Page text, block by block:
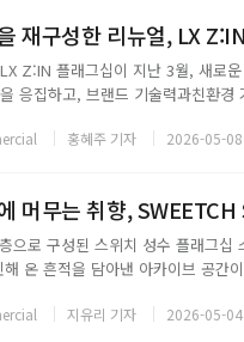
재구성한 리뉴얼, LX
Z:IN 플래그십이 지난 3월, 새로
응집하고, 브랜드 기술력과친환
콘셉트는 라이프 스테이지(LIFE
홍혜주 기자 2026-05-
머무는 취향, SWEETCH
으로 구성된 스위치 성수 플래그십
해 온 흔적을 담아낸 아카이브 공간
가구를 활용해 상황에 따라 유연하
지유리 기자 2026-05-